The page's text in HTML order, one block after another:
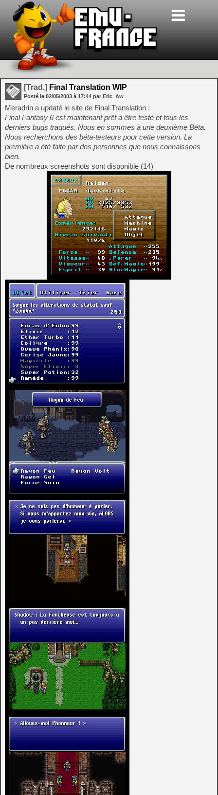
[Trad.] Final Translation WIP
Posté le 02/05/2003 à 17:44 par Eric_Aw
Meradrin a updaté le site de Final Translation :
Final Fantasy 6 est maintenant prêt à être testé et tous les
derniers bugs traqués. Nous en sommes à une deuxième Béta.
Nous recherchons des béta-testeurs pour cette version. La
première a été faite par des personnes que nous connaissons
bien.
De nombreux screenshots sont disponible (14)